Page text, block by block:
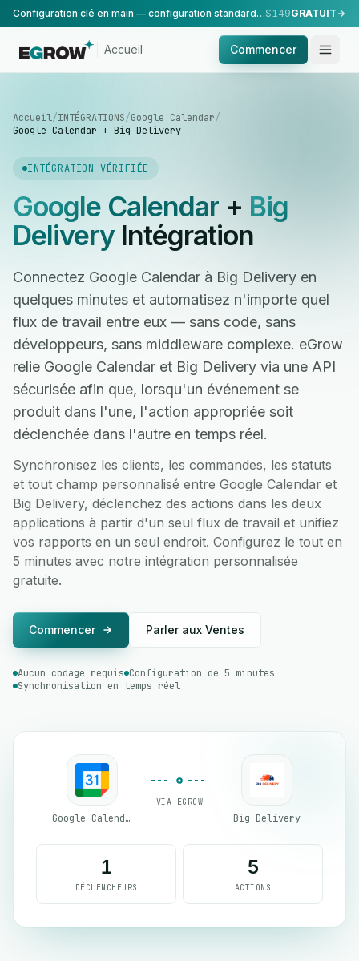
Configuration clé en main — configuration standard, réalisée par notre équipe.$149GRATUIT
Accueil Commencer
Accueil/INTÉGRATIONS/Google Calendar/
Google Calendar + Big Delivery
INTÉGRATION VÉRIFIÉE
Google Calendar+ Big
DeliveryIntégration
Connectez Google Calendar à Big Delivery en
quelques minutes et automatisez n'importe quel
flux de travail entre eux — sans code, sans
développeurs, sans middleware complexe. eGrow
relie Google Calendar et Big Delivery via une API
sécurisée afin que, lorsqu'un événement se
produit dans l'une, l'action appropriée soit
déclenchée dans l'autre en temps réel.
Synchronisez les clients, les commandes, les statuts
et tout champ personnalisé entre Google Calendar et
Big Delivery, déclenchez des actions dans les deux
applications à partir d'un seul flux de travail et unifiez
vos rapports en un seul endroit. Configurez le tout en
5 minutes avec notre intégration personnalisée
gratuite.
Commencer Parler aux Ventes
Aucun codage requis Configuration de 5 minutes
Synchronisation en temps réel
Google Calendar
VIA EGROW
Big Delivery
1
DÉCLENCHEURS
5
ACTIONS